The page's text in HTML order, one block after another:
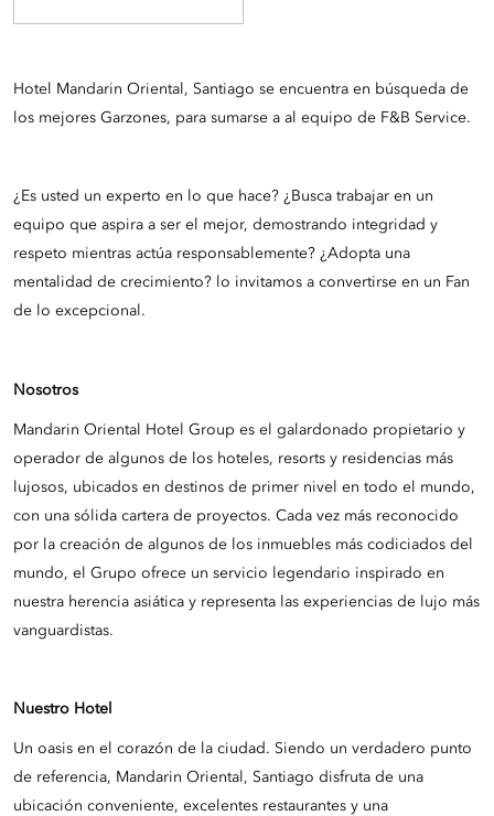
Hotel Mandarin Oriental, Santiago se encuentra en búsqueda de
los mejores Garzones, para sumarse a al equipo de F&B Service.
¿Es usted un experto en lo que hace? ¿Busca trabajar en un
equipo que aspira a ser el mejor, demostrando integridad y
respeto mientras actúa responsablemente? ¿Adopta una
mentalidad de crecimiento? lo invitamos a convertirse en un Fan
de lo excepcional.
Nosotros
Mandarin Oriental Hotel Group es el galardonado propietario y
operador de algunos de los hoteles, resorts y residencias más
lujosos, ubicados en destinos de primer nivel en todo el mundo,
con una sólida cartera de proyectos. Cada vez más reconocido
por la creación de algunos de los inmuebles más codiciados del
mundo, el Grupo ofrece un servicio legendario inspirado en
nuestra herencia asiática y representa las experiencias de lujo más
vanguardistas.
Nuestro Hotel
Un oasis en el corazón de la ciudad. Siendo un verdadero punto
de referencia, Mandarin Oriental, Santiago disfruta de una
ubicación conveniente, excelentes restaurantes y una